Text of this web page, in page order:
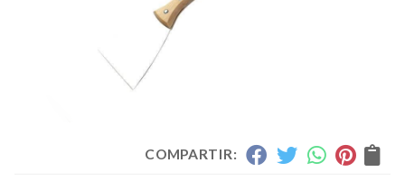
COMPARTIR: